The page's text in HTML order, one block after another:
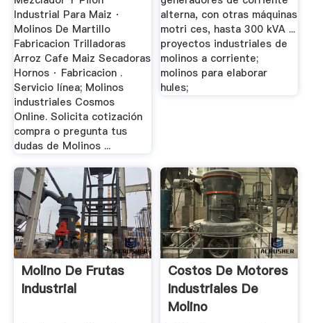
Industrial Para Maiz ·
Molinos De Martillo
Fabricacion Trilladoras
Arroz Cafe Maiz Secadoras
Hornos · Fabricacion .
Servicio línea; Molinos
industriales Cosmos
Online. Solicita cotización
compra o pregunta tus
dudas de Molinos ...
alterna, con otras máquinas
motri ces, hasta 300 kVA ...
proyectos industriales de
molinos a corriente;
molinos para elaborar
hules;
Molino De Frutas
Industrial
Costos De Motores
Industriales De
Molino